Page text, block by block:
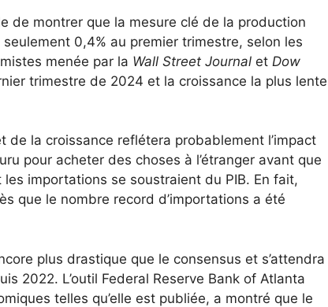
de montrer que la mesure clé de la production
0,4% au premier trimestre, selon les
menée par la Wall Street Journal et Dow
trimestre de 2024 et la croissance la plus lente
la croissance reflétera probablement l’impact
pour acheter des choses à l’étranger avant que
importations se soustraient du PIB. En fait,
que le nombre record d’importations a été
plus drastique que le consensus et s’attendra
2022. L’outil Federal Reserve Bank of Atlanta
telles qu’elle est publiée, a montré que le